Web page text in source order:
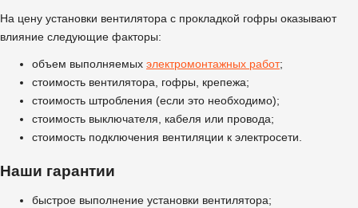
На цену установки вентилятора с прокладкой гофры оказывают
влияние следующие факторы:
объем выполняемых электромонтажных работ;
стоимость вентилятора, гофры, крепежа;
стоимость штробления (если это необходимо);
стоимость выключателя, кабеля или провода;
стоимость подключения вентиляции к электросети.
Наши гарантии
быстрое выполнение установки вентилятора;